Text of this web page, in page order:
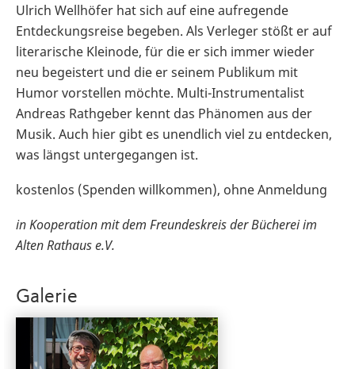
Ulrich Wellhöfer hat sich auf eine aufregende
Entdeckungsreise begeben. Als Verleger stößt er auf
literarische Kleinode, für die er sich immer wieder
neu begeistert und die er seinem Publikum mit
Humor vorstellen möchte. Multi-Instrumentalist
Andreas Rathgeber kennt das Phänomen aus der
Musik. Auch hier gibt es unendlich viel zu entdecken,
was längst untergegangen ist.
kostenlos (Spenden willkommen), ohne Anmeldung
in Kooperation mit dem Freundeskreis der Bücherei im
Alten Rathaus e.V.
Galerie